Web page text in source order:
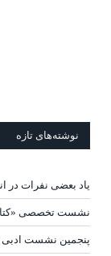
نوشته‌های تازه
یاد بعضی نفرات در
نشست تخصصی
پنجمین نشست ادبی